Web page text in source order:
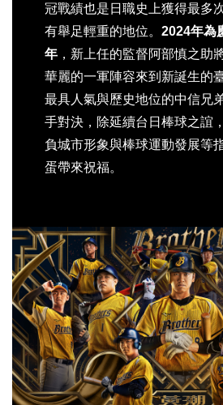
冠戰績也是日職史上獲得最多
有舉足輕重的地位。 2024年為
年 ，新上任的監督阿部慎之助
華麗的一軍陣容來到新誕生的
最具人氣與歷史地位的中信兄
手對決，除延續台日棒球之誼
負城市形象與棒球運動發展等
蛋帶來祝福。